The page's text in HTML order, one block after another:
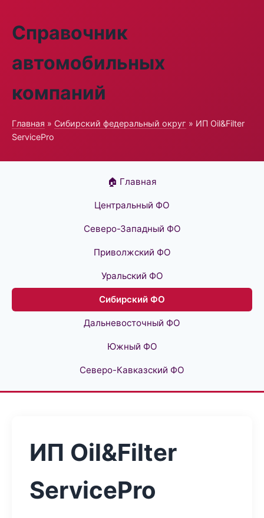
Справочник
автомобильных
компаний
Главная » Сибирский федеральный округ » ИП Oil&Filter
ServicePro
🏠 Главная
Центральный ФО
Северо-Западный ФО
Приволжский ФО
Уральский ФО
Сибирский ФО
Дальневосточный ФО
Южный ФО
Северо-Кавказский ФО
ИП Oil&Filter
ServicePro